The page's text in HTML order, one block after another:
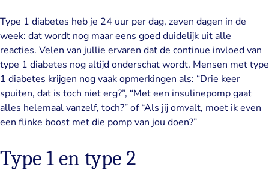
Type 1 diabetes heb je 24 uur per dag, zeven dagen in de
week: dat wordt nog maar eens goed duidelijk uit alle
reacties. Velen van jullie ervaren dat de continue invloed van
type 1 diabetes nog altijd onderschat wordt. Mensen met type
1 diabetes krijgen nog vaak opmerkingen als: “Drie keer
spuiten, dat is toch niet erg?”, “Met een insulinepomp gaat
alles helemaal vanzelf, toch?” of “Als jij omvalt, moet ik even
een flinke boost met die pomp van jou doen?”
Type 1 en type 2